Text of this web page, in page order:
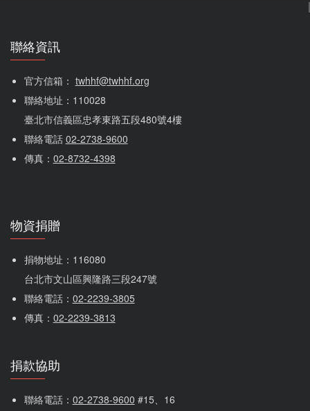
聯絡資訊
官方信箱： twhhf@twhhf.org
聯絡地址：110028
臺北市信義區忠孝東路五段480號4樓
聯絡電話 02-2738-9600
傳真： 02-8732-4398
物資捐贈
捐物地址：116080
台北市文山區興隆路三段247號
聯絡電話： 02-2239-3805
傳真： 02-2239-3813
捐款協助
聯絡電話： 02-2738-9600 #15、16